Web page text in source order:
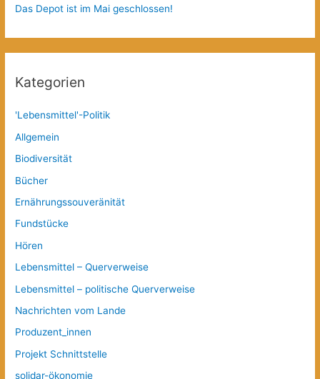
Das Depot ist im Mai geschlossen!
Kategorien
'Lebensmittel'-Politik
Allgemein
Biodiversität
Bücher
Ernährungssouveränität
Fundstücke
Hören
Lebensmittel – Querverweise
Lebensmittel – politische Querverweise
Nachrichten vom Lande
Produzent_innen
Projekt Schnittstelle
solidar-ökonomie